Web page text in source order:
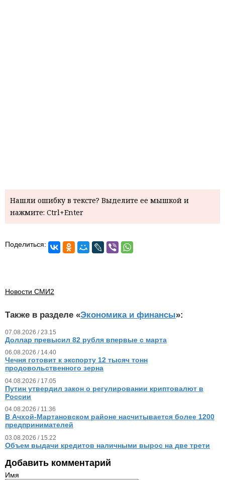
Нашли ошибку в тексте? Выделите ее мышкой и
нажмите: Ctrl+Enter
Поделиться:
Новости СМИ2
Также в разделе «Экономика и финансы»:
07.08.2026 / 23.15
Доллар превысил 82 рубля впервые с марта
06.08.2026 / 14.40
Чечня готовит к экспорту 12 тысяч тонн
продовольственного зерна
04.08.2026 / 17.05
Путин утвердил закон о регулировании криптовалют в
России
04.08.2026 / 11.36
В Ачхой-Мартановском районе насчитывается более 1200
предпринимателей
03.08.2026 / 15.22
Объем выдачи кредитов наличными вырос на две трети
Добавить комментарий
Имя